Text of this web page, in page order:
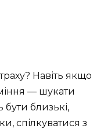
Навіть якщо
— шукати
бути близькі,
спілкуватися з